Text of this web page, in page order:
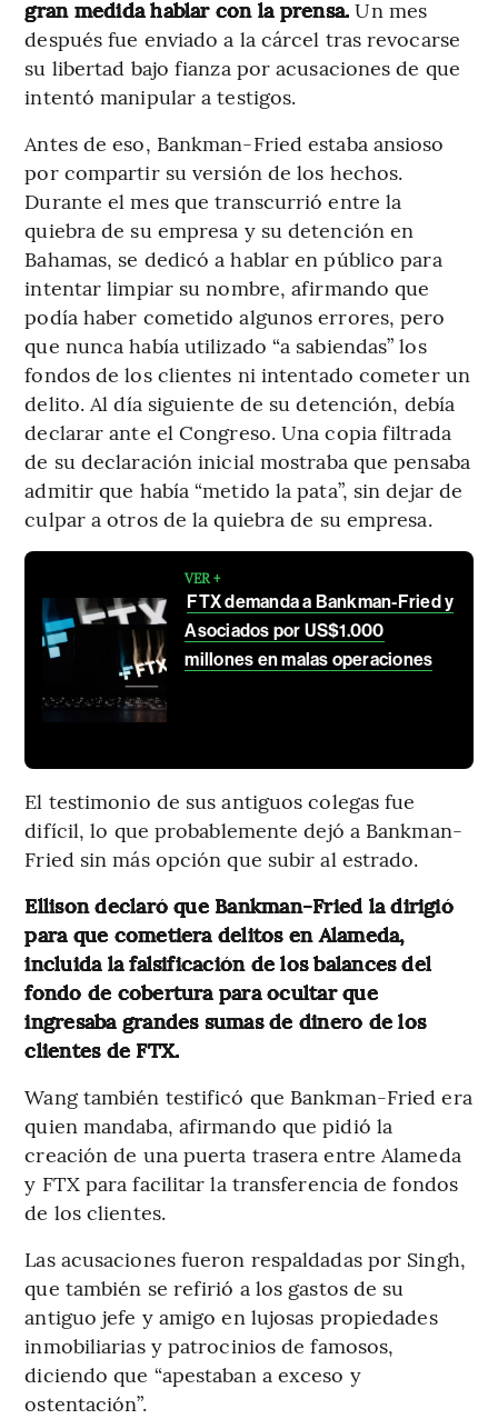
gran medida hablar con la prensa. Un mes
después fue enviado a la cárcel tras revocarse
su libertad bajo fianza por acusaciones de que
intentó manipular a testigos.
Antes de eso, Bankman-Fried estaba ansioso
por compartir su versión de los hechos.
Durante el mes que transcurrió entre la
quiebra de su empresa y su detención en
Bahamas, se dedicó a hablar en público para
intentar limpiar su nombre, afirmando que
podía haber cometido algunos errores, pero
que nunca había utilizado “a sabiendas” los
fondos de los clientes ni intentado cometer un
delito. Al día siguiente de su detención, debía
declarar ante el Congreso. Una copia filtrada
de su declaración inicial mostraba que pensaba
admitir que había “metido la pata”, sin dejar de
culpar a otros de la quiebra de su empresa.
VER +
FTX demanda a Bankman-Fried y
Asociados por US$1.000
millones en malas operaciones
El testimonio de sus antiguos colegas fue
difícil, lo que probablemente dejó a Bankman-
Fried sin más opción que subir al estrado.
Ellison declaró que Bankman-Fried la dirigió
para que cometiera delitos en Alameda,
incluida la falsificación de los balances del
fondo de cobertura para ocultar que
ingresaba grandes sumas de dinero de los
clientes de FTX.
Wang también testificó que Bankman-Fried era
quien mandaba, afirmando que pidió la
creación de una puerta trasera entre Alameda
y FTX para facilitar la transferencia de fondos
de los clientes.
Las acusaciones fueron respaldadas por Singh,
que también se refirió a los gastos de su
antiguo jefe y amigo en lujosas propiedades
inmobiliarias y patrocinios de famosos,
diciendo que “apestaban a exceso y
ostentación”.